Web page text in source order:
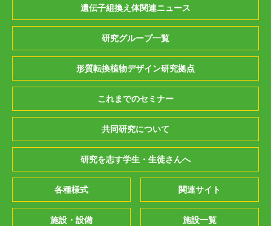
遺伝子組換え体関連ニュース
研究グループ一覧
形質転換植物デザイン研究拠点
これまでのセミナー
共同研究について
研究を志す学生・生徒さんへ
各種様式 関連サイト
施設・設備 施設一覧